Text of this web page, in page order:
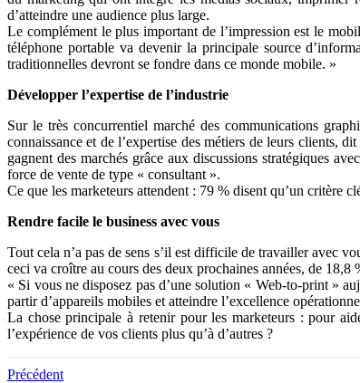
d’atteindre une audience plus large.
Le complément le plus important de l’impression est le
téléphone portable va devenir la principale source
traditionnelles devront se fondre dans ce monde mobile. »
Développer l’expertise de l’industrie
Sur le très concurrentiel marché des communications
connaissance et de l’expertise des métiers de leurs clients,
gagnent des marchés grâce aux discussions stratégiques
force de vente de type « consultant ».
Ce que les marketeurs attendent : 79 % disent qu’un critère
Rendre facile le business avec vous
Tout cela n’a pas de sens s’il est difficile de travailler avec
ceci va croître au cours des deux prochaines années, de
« Si vous ne disposez pas d’une solution « Web-to-print »
partir d’appareils mobiles et atteindre l’excellence
La chose principale à retenir pour les marketeurs : pour
l’expérience de vos clients plus qu’à d’autres ?
Précédent